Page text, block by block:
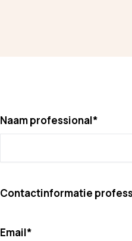
Naam professional*
Contactinformatie
Email*